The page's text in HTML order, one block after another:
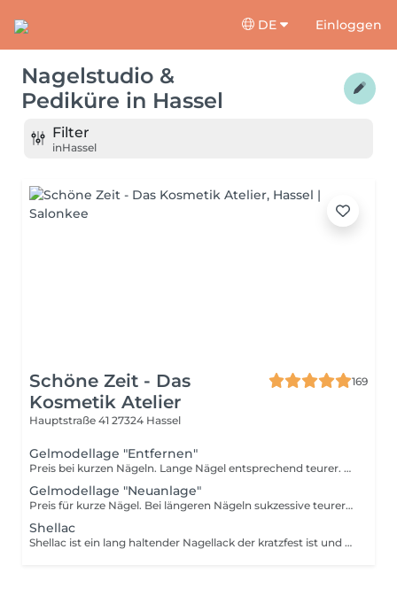
DE Einloggen
Nagelstudio &
Pediküre in Hassel
Filter
inHassel
Schöne Zeit - Das
Kosmetik Atelier
169
Hauptstraße 41 27324 Hassel
Gelmodellage "Entfernen"
Preis bei kurzen Nägeln. Lange Nägel entsprechend teurer. Restloses Entfernen des Gels inkl. Versiegelung und Pflege des Naturnagels
Gelmodellage "Neuanlage"
Preis für kurze Nägel. Bei längeren Nägeln sukzessive teurer. Schmuck-Design ab 1,-
Shellac
Shellac ist ein lang haltender Nagellack der kratzfest ist und bis zu 14 - 21 Tagen ohne unschönes Absplittern hält. Als Basis für diesen Lack führen wir eine Kurzmaniküre durch.